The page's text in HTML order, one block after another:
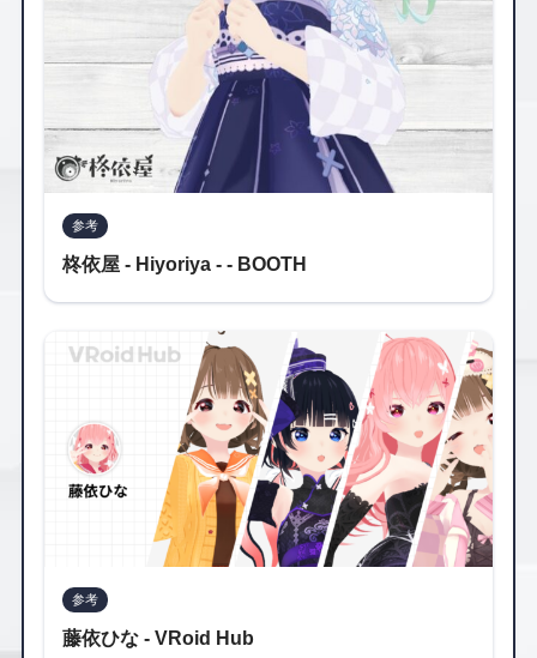
参考
柊依屋 - Hiyoriya - - BOOTH
参考
藤依ひな - VRoid Hub